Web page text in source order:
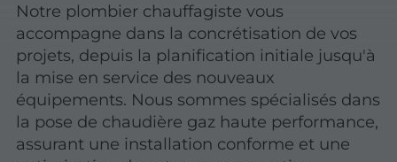
Notre plombier chauffagiste vous
accompagne dans la concrétisation de vos
projets, depuis la planification initiale jusqu'à
la mise en service des nouveaux
équipements. Nous sommes spécialisés dans
la pose de chaudière gaz haute performance,
assurant une installation conforme et une